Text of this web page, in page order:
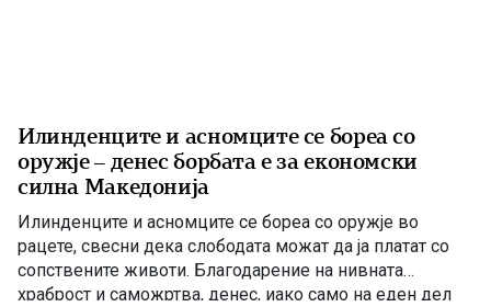
Илинденците и асномците се бореа со
оружје – денес борбата е за економски
силна Македонија
Илинденците и асномците се бореа со оружје во
рацете, свесни дека слободата можат да ја платат со
сопствените животи. Благодарение на нивната
храброст и саможртва, денес, иако само на еден дел